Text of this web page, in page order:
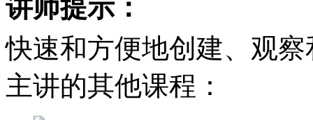
讲师提示：
快速和方便地创建、观
主讲的其他课程：